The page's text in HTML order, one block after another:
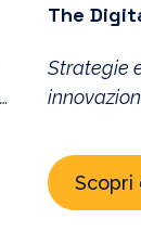
The
Strategie
Scopri